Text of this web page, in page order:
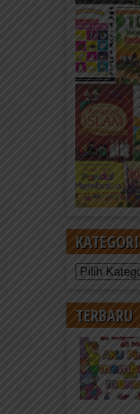
KATEGORI
Kategori
TERBARU